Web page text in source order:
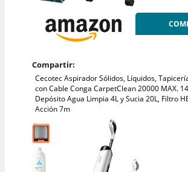
Compartir:
Cecotec Aspirador Sólidos, Líquidos,
con Cable Conga CarpetClean 20000 MAX.
Depósito Agua Limpia 4L y Sucia 20L, Filtro
Acción 7m